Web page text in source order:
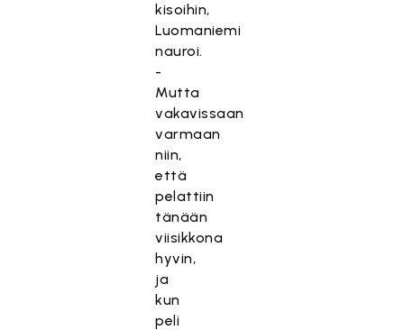
kisoihin,
Luomaniemi
nauroi.
-
Mutta
vakavissaan
varmaan
niin,
että
pelattiin
tänään
viisikkona
hyvin,
ja
kun
peli